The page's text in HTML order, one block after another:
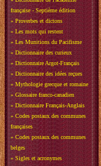
française - Septième édition
» Proverbes et dictons
» Les mots qui restent
» Les Munitions du Pacifisme
» Dictionnaire des curieux
» Dictionnaire Argot-Français
» Dictionnaire des idées reçues
» Mythologie grecque et romaine
» Glossaire franco-canadien
» Dictionnaire Français-Anglais
» Codes postaux des communes
françaises
» Codes postaux des communes
belges
» Sigles et acronymes